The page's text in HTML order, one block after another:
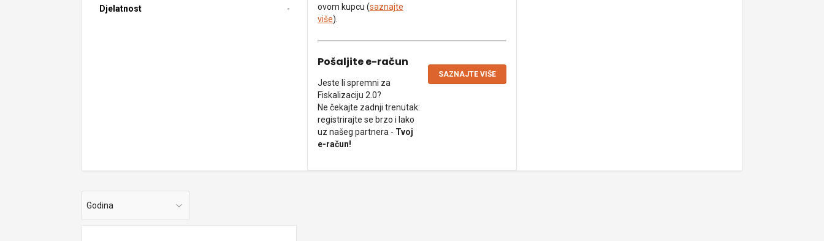
Djelatnost -
ovom kupcu (saznajte
više).
Pošaljite e-račun
Jeste li spremni za
Fiskalizaciju 2.0?
Ne čekajte zadnji trenutak:
registrirajte se brzo i lako
uz našeg partnera - Tvoj
e-račun!
SAZNAJTE VIŠE
Godina